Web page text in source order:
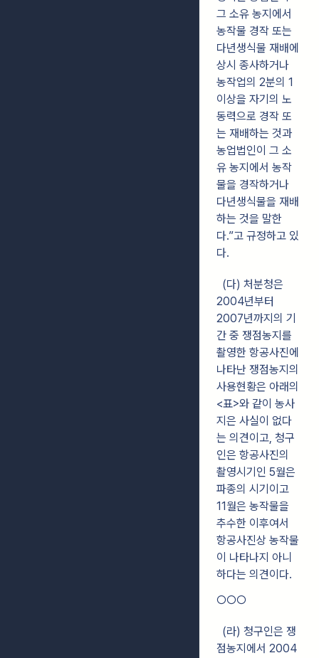
그 소유 농지에서
농작물 경작 또는
다년생식물 재배에
상시 종사하거나
농작업의 2분의 1
이상을 자기의 노
동력으로 경작 또
는 재배하는 것과
농업법인이 그 소
유 농지에서 농작
물을 경작하거나
다년생식물을 재배
하는 것을 말한
다.”고 규정하고 있
다.
(다) 처분청은
2004년부터
2007년까지의 기
간 중 쟁점농지를
촬영한 항공사진에
나타난 쟁점농지의
사용현황은 아래의
<표>와 같이 농사
지은 사실이 없다
는 의견이고, 청구
인은 항공사진의
촬영시기인 5월은
파종의 시기이고
11월은 농작물을
추수한 이후여서
항공사진상 농작물
이 나타나지 아니
하다는 의견이다.
○○○
(라) 청구인은 쟁
점농지에서 2004